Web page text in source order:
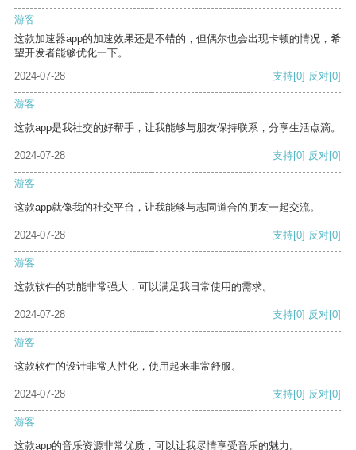
游客
这款加速器app的加速效果还是不错的，但偶尔也会出现卡顿的情况，希
望开发者能够优化一下。
2024-07-28
支持[0] 反对[0]
游客
这款app是我社交的好帮手，让我能够与朋友保持联系，分享生活点滴。
2024-07-28 支持[0] 反对[0]
游客
这款app就像我的社交平台，让我能够与志同道合的朋友一起交流。
2024-07-28 支持[0] 反对[0]
游客
这款软件的功能非常强大，可以满足我日常使用的需求。
2024-07-28 支持[0] 反对[0]
游客
这款软件的设计非常人性化，使用起来非常舒服。
2024-07-28 支持[0] 反对[0]
游客
这款app的音乐资源非常优质，可以让我尽情享受音乐的魅力。